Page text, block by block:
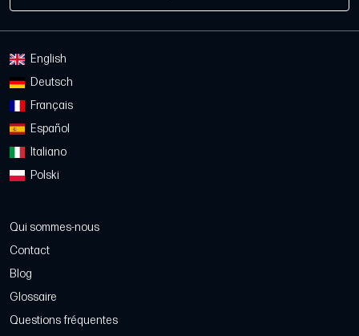
English
Deutsch
Français
Español
Italiano
Polski
Qui sommes-nous
Contact
Blog
Glossaire
Questions fréquentes